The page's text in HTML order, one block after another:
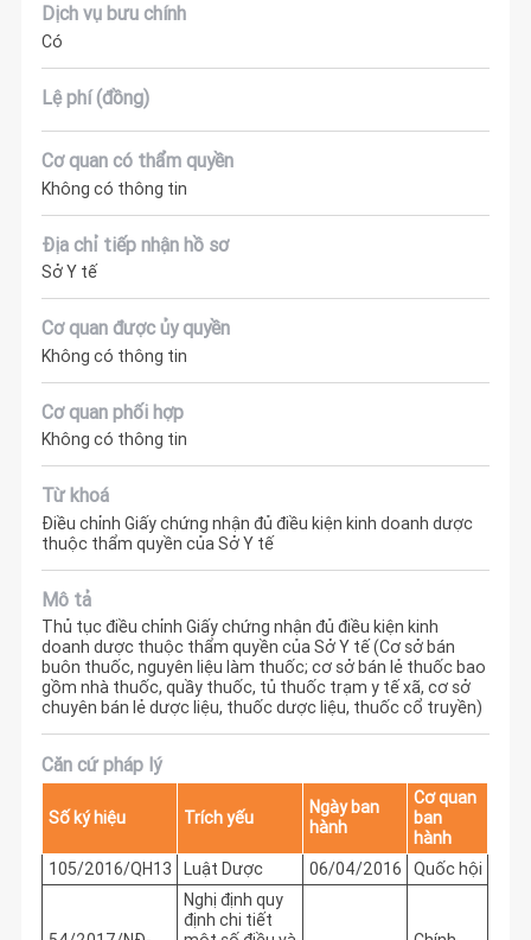
Dịch vụ bưu chính
Có
Lệ phí (đồng)
Cơ quan có thẩm quyền
Không có thông tin
Địa chỉ tiếp nhận hồ sơ
Sở Y tế
Cơ quan được ủy quyền
Không có thông tin
Cơ quan phối hợp
Không có thông tin
Từ khoá
Điều chỉnh Giấy chứng nhận đủ điều kiện kinh doanh dược
thuộc thẩm quyền của Sở Y tế
Mô tả
Thủ tục điều chỉnh Giấy chứng nhận đủ điều kiện kinh
doanh dược thuộc thẩm quyền của Sở Y tế (Cơ sở bán
buôn thuốc, nguyên liệu làm thuốc; cơ sở bán lẻ thuốc bao
gồm nhà thuốc, quầy thuốc, tủ thuốc trạm y tế xã, cơ sở
chuyên bán lẻ dược liệu, thuốc dược liệu, thuốc cổ truyền)
Căn cứ pháp lý
Số ký hiệu Trích yếu
Ngày ban
hành
Cơ quan
ban
hành
105/2016/QH13
Luật Dược 06/04/2016 Quốc hội
Nghị định quy
định chi tiết